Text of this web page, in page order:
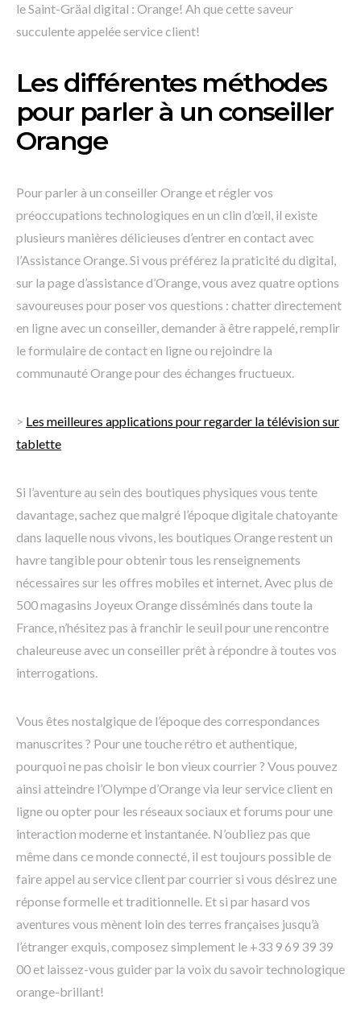
le Saint-Gräal digital : Orange! Ah que cette saveur
succulente appelée service client!
Les différentes méthodes
pour parler à un conseiller
Orange
Pour parler à un conseiller Orange et régler vos
préoccupations technologiques en un clin d’œil, il existe
plusieurs manières délicieuses d’entrer en contact avec
l’Assistance Orange. Si vous préférez la praticité du digital,
sur la page d’assistance d’Orange, vous avez quatre options
savoureuses pour poser vos questions : chatter directement
en ligne avec un conseiller, demander à être rappelé, remplir
le formulaire de contact en ligne ou rejoindre la
communauté Orange pour des échanges fructueux.
> Les meilleures applications pour regarder la télévision sur
tablette
Si l’aventure au sein des boutiques physiques vous tente
davantage, sachez que malgré l’époque digitale chatoyante
dans laquelle nous vivons, les boutiques Orange restent un
havre tangible pour obtenir tous les renseignements
nécessaires sur les offres mobiles et internet. Avec plus de
500 magasins Joyeux Orange disséminés dans toute la
France, n’hésitez pas à franchir le seuil pour une rencontre
chaleureuse avec un conseiller prêt à répondre à toutes vos
interrogations.
Vous êtes nostalgique de l’époque des correspondances
manuscrites ? Pour une touche rétro et authentique,
pourquoi ne pas choisir le bon vieux courrier ? Vous pouvez
ainsi atteindre l’Olympe d’Orange via leur service client en
ligne ou opter pour les réseaux sociaux et forums pour une
interaction moderne et instantanée. N’oubliez pas que
même dans ce monde connecté, il est toujours possible de
faire appel au service client par courrier si vous désirez une
réponse formelle et traditionnelle. Et si par hasard vos
aventures vous mènent loin des terres françaises jusqu’à
l’étranger exquis, composez simplement le +33 9 69 39 39
00 et laissez-vous guider par la voix du savoir technologique
orange-brillant!